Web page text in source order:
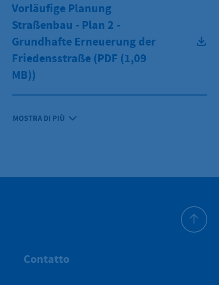
Vorläufige Planung
Straßenbau - Plan 2 -
Grundhafte Erneuerung der
Friedensstraße (PDF (1,09
MB))
MOSTRA DI PIÙ
Contatto